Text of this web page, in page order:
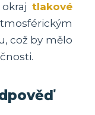
tlakové
což by mělo